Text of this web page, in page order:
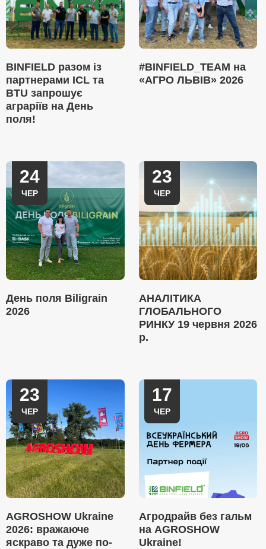
BINFIELD разом із
партнерами ICL та
BTU запрошує
аграріїв на День
поля!
#BINFIELD_TEAM на
«АГРО ЛЬВІВ» 2026
24
ЧЕР
День поля Biligrain
2026
23
ЧЕР
АНАЛІТИКА
ГЛОБАЛЬНОГО
РИНКУ 19 червня 2026
р.
23
ЧЕР
AGROSHOW Ukraine
2026: вражаюче
яскраво та дуже по-
17
ЧЕР
Агродрайв без гальм
на AGROSHOW
Ukraine!